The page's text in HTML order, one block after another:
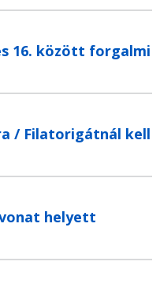
16. között forgalmi
/ Filatorigátnál kell
vonat helyett